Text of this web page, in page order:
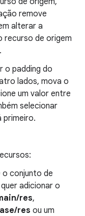
remove
alterar a
recurso de origem
.
o padding do
lados, mova o
um valor entre
selecionar
o conjunto de
adicionar o
res,
res ou um